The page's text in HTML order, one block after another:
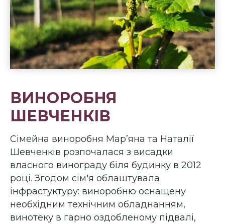
ВИНОРОБНЯ
ШЕВЧЕНКІВ
Сімейна виноробня Мар’яна та Наталії
Шевченків розпочалася з висадки
власного винограду біля будинку в 2012
році. Згодом сім'я облаштувала
інфрастуктуру: виноробню оснащену
необхідним технічним обладнанням,
винотеку в гарно оздобленому підвалі,